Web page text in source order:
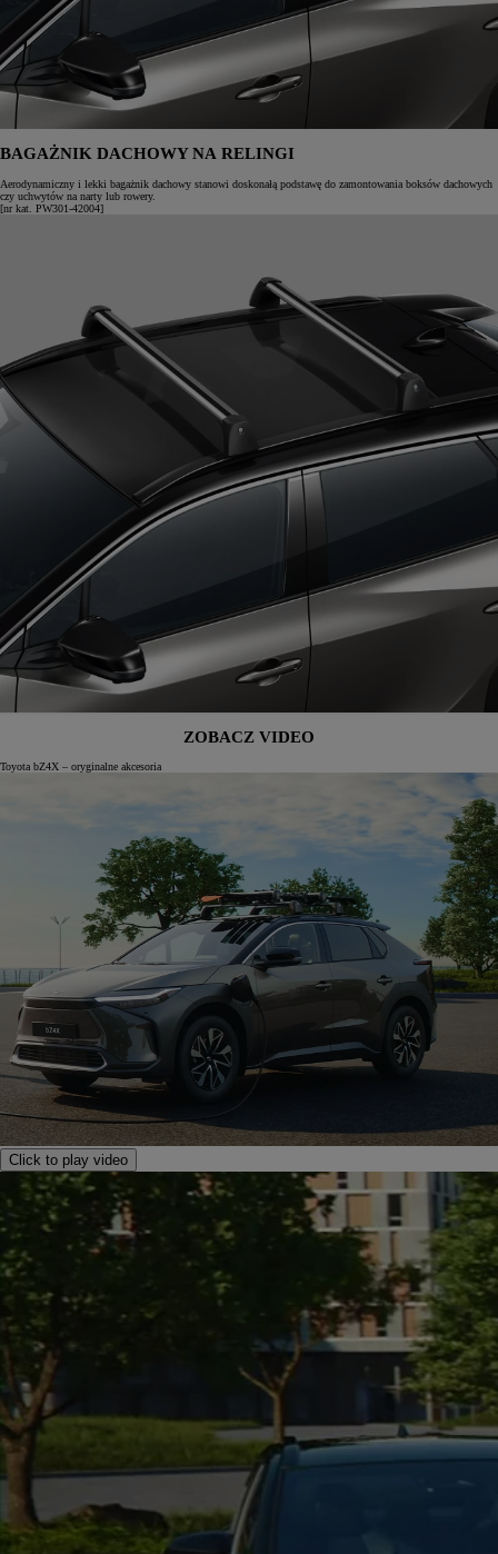
BAGAŻNIK DACHOWY NA RELINGI
Aerodynamiczny i lekki bagażnik dachowy stanowi doskonałą podstawę do zamontowania boksów dachowych
czy uchwytów na narty lub rowery.
[nr kat. PW301-42004]
ZOBACZ VIDEO
Toyota bZ4X – oryginalne akcesoria
Click to play video